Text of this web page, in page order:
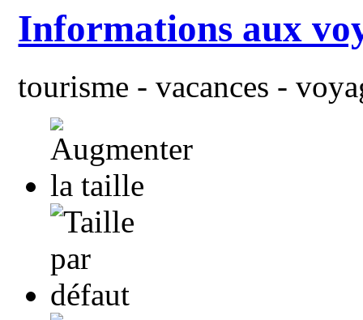
Informations aux
tourisme - vacances -